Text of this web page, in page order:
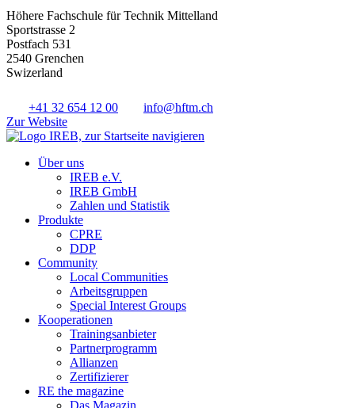
Höhere Fachschule für Technik Mittelland
Sportstrasse 2
Postfach 531
2540 Grenchen
Swizerland
+41 32 654 12 00
info@hftm.ch
Zur Website
Über uns
IREB e.V.
IREB GmbH
Zahlen und Statistik
Produkte
CPRE
DDP
Community
Local Communities
Arbeitsgruppen
Special Interest Groups
Kooperationen
Trainingsanbieter
Partnerprogramm
Allianzen
Zertifizierer
RE the magazine
Das Magazin